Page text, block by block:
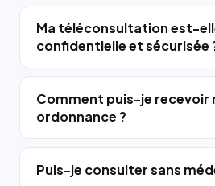
Ma téléconsultation est-
confidentielle et sécurisée
Comment puis-je recevoir
ordonnance ?
Puis-je consulter sans